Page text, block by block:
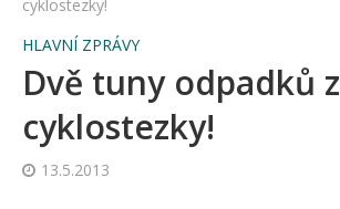
cyklostezky!
HLAVNÍ ZPRÁVY
Dvě tuny odpadků z
cyklostezky!
13.5.2013